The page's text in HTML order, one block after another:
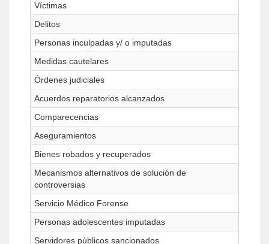
Víctimas
Delitos
Personas inculpadas y/ o imputadas
Medidas cautelares
Órdenes judiciales
Acuerdos reparatorios alcanzados
Comparecencias
Aseguramientos
Bienes robados y recuperados
Mecanismos alternativos de solución de
controversias
Servicio Médico Forense
Personas adolescentes imputadas
Servidores públicos sancionados